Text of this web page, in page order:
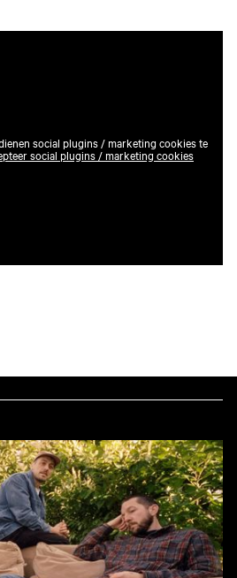
social plugins / marketing cookies te
social plugins / marketing cookies